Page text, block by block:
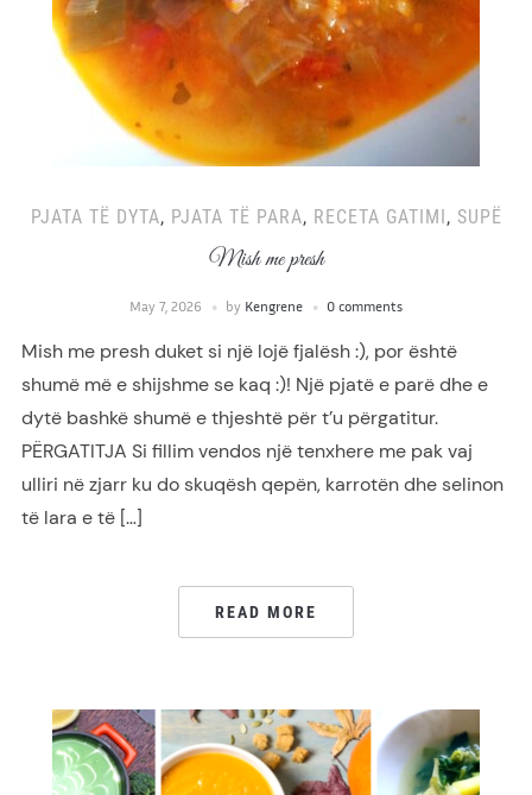
PJATA TË DYTA, PJATA TË PARA, RECETA GATIMI, SUPË
Mish me presh
May 7, 2026 by Kengrene 0 comments
Mish me presh duket si një lojë fjalësh :), por është
shumë më e shijshme se kaq :)! Një pjatë e parë dhe e
dytë bashkë shumë e thjeshtë për t’u përgatitur.
PËRGATITJA Si fillim vendos një tenxhere me pak vaj
ulliri në zjarr ku do skuqësh qepën, karrotën dhe selinon
të lara e të […]
READ MORE